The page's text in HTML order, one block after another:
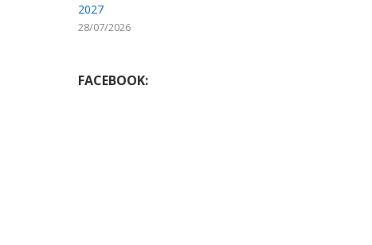
2027
28/07/2026
FACEBOOK: